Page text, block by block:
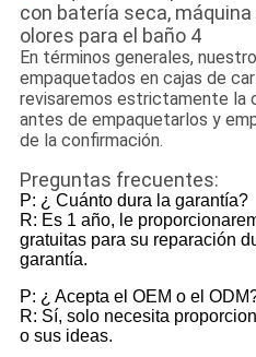
En términos generales,
empaquetados en cajas de
revisaremos estrictamente la
antes de empaquetarlos y
de la confirmación.
Preguntas frecuentes:
P: ¿ Cuánto dura la garantía?
R: Es 1 año, le
gratuitas para su reparación
garantía.
P: ¿ Acepta el OEM o el
R: Sí, solo necesita
o sus ideas.